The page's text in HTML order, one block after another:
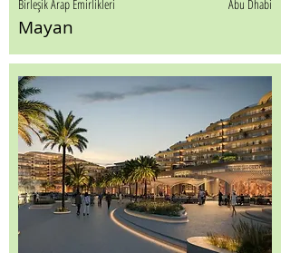
Birleşik Arap Emirlikleri Abu Dhabi
Mayan